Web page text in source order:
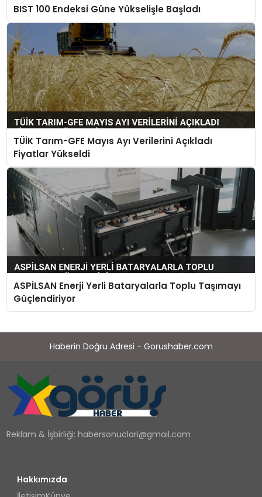
BIST 100 Endeksi Güne Yükselişle Başladı
TÜİK Tarım-GFE Mayıs Ayı Verilerini Açıkladı
Fiyatlar Yükseldi
ASPİLSAN Enerji Yerli Bataryalarla Toplu Taşımayı
Güçlendiriyor
Haberin Doğru Adresi - Gorushaber.com
Reklam & İşbirliği:habersonuclari@gmail.com
Hakkımızda